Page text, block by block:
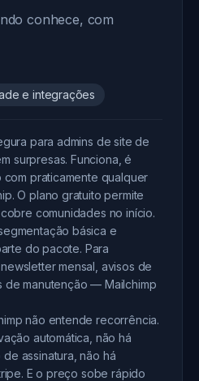
conhece, com
e integrações
para admins de site de
surpresas. Funciona, é
praticamente qualquer
O plano gratuito permite
comunidades no início.
básica e
do pacote. Para
mensal, avisos de
de manutenção — Mailchimp
não entende recorrência.
automática, não há
assinatura, não há
E o preço sobe rápido